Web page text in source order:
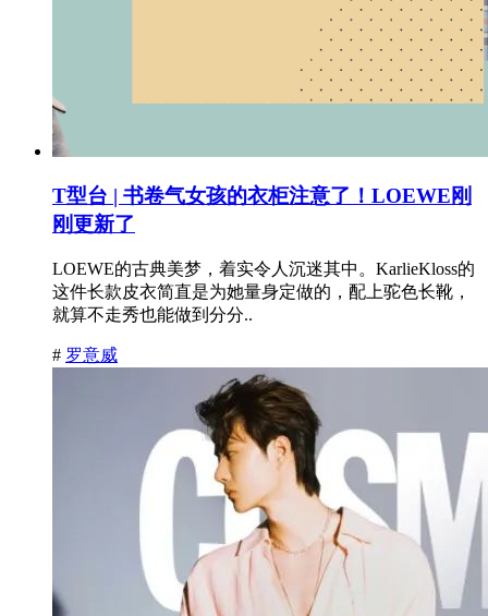
T型台 | 书卷气女孩的衣柜注意了！LOEWE刚
刚更新了
LOEWE的古典美梦，着实令人沉迷其中。KarlieKloss的
这件长款皮衣简直是为她量身定做的，配上驼色长靴，
就算不走秀也能做到分分..
# 罗意威